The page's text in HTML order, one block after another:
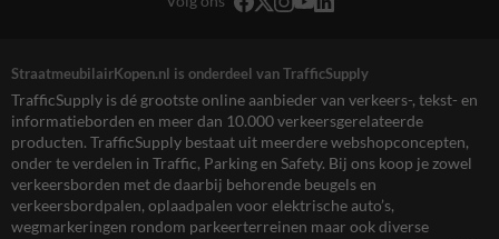
StraatmeubilairKopen.nl is onderdeel van TrafficSupply
TrafficSupply is dé grootste online aanbieder van verkeers-, tekst- en
informatieborden en meer dan 10.000 verkeersgerelateerde
producten. TrafficSupply bestaat uit meerdere webshopconcepten,
onder te verdelen in Traffic, Parking en Safety. Bij ons koop je zowel
verkeersborden met de daarbij behorende beugels en
verkeersbordpalen, oplaadpalen voor elektrische auto’s,
wegmarkeringen rondom parkeerterreinen maar ook diverse